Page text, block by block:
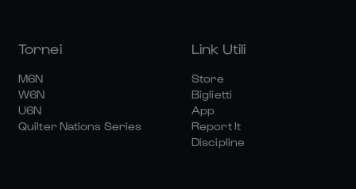
Tornei
M6N
W6N
U6N
Quilter Nations Series
Link Utili
Store
Biglietti
App
Report It
Discipline